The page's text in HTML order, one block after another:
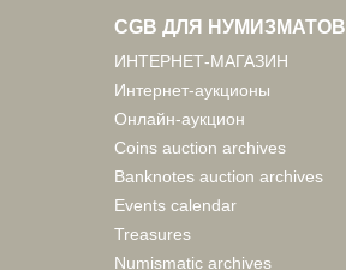
CGB ДЛЯ НУМИЗМАТОВ
ИНТЕРНЕТ-МАГАЗИН
Интернет-аукционы
Онлайн-аукцион
Coins auction archives
Banknotes auction archives
Events calendar
Treasures
Numismatic archives